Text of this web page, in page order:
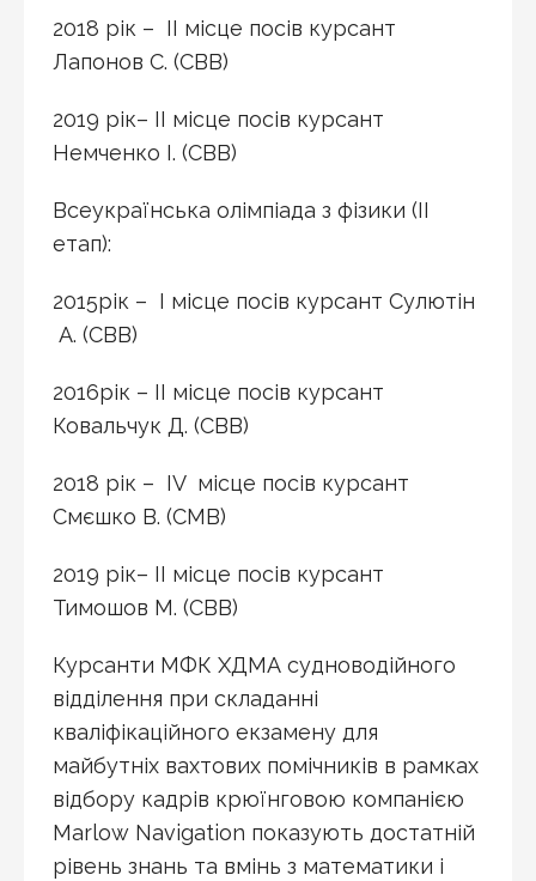
2018 рік – ІІ місце посів курсант
Лапонов С. (СВВ)
2019 рік– ІІ місце посів курсант
Немченко І. (СВВ)
Всеукраїнська олімпіада з фізики (ІІ
етап):
2015рік – І місце посів курсант Сулютін
А. (СВВ)
2016рік – ІІ місце посів курсант
Ковальчук Д. (СВВ)
2018 рік – IV місце посів курсант
Смєшко В. (СМВ)
2019 рік– ІІ місце посів курсант
Тимошов М. (СВВ)
Курсанти МФК ХДМА судноводійного
відділення при складанні
кваліфікаційного екзамену для
майбутніх вахтових помічників в рамках
відбору кадрів крюїнговою компанією
Marlow Navigation показують достатній
рівень знань та вмінь з математики і